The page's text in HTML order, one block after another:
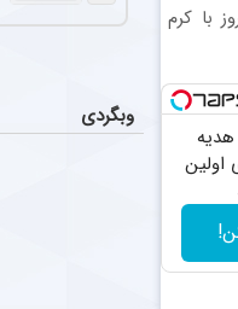
طبیعی چین و چروک در 30روز با کرم
هدیه
اولین
وبگردی